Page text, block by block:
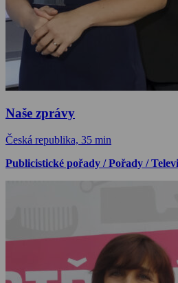
Naše zprávy
Česká republika, 35 min
Publicistické pořady / Pořady /